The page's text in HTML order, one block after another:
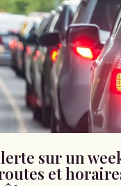
sur un
et